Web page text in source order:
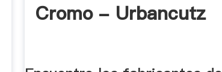
Cromo - Urbancutz